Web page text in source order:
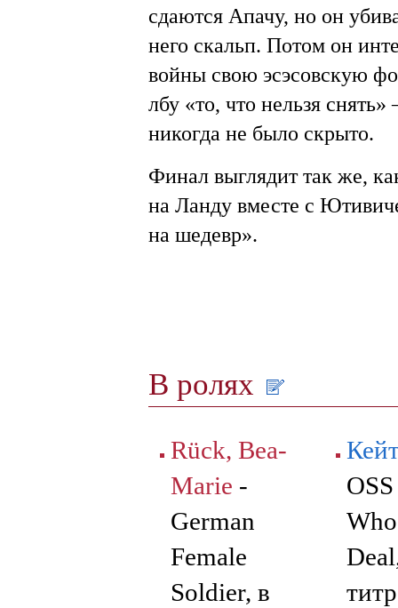
сдаются Апачу, но он
него скальп. Потом он
войны свою эсэсовскую
лбу «то, что нельзя
никогда не было скрыто.
Финал выглядит так же,
на Ланду вместе с
на шедевр».
В ролях
Rück, Bea-
Marie -
German
Female
Soldier, в